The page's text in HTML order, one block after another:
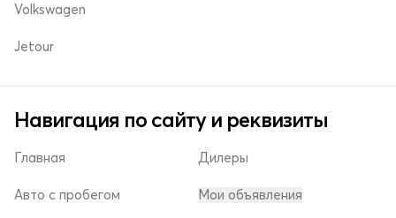
Volkswagen
Jetour
Навигация по сайту и реквизиты
Главная
Авто с пробегом
Дилеры
Мои объявления